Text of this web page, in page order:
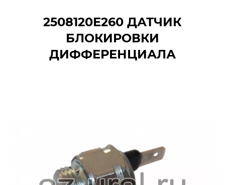
2508120Е260 ДАТЧИК
БЛОКИРОВКИ
ДИФФЕРЕНЦИАЛА